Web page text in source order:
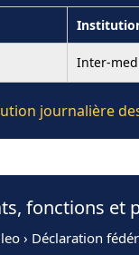
Inter-
journalière
fonctions et
› Déclaration